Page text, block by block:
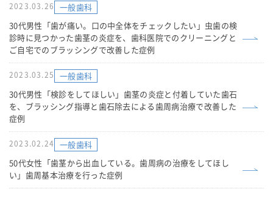
2023.03.26 一般歯科
30代男性「歯が痛い。口の中全体をチェックしたい」虫歯の検
診時に見つかった歯茎の炎症を、歯科医院でのクリーニングと
ご自宅でのブラッシングで改善した症例
2023.03.25 一般歯科
30代男性「検診をしてほしい」歯茎の炎症と付着していた歯石
を、ブラッシング指導と歯石除去による歯周病治療で改善した
症例
2023.02.24 一般歯科
50代女性「歯茎から出血している。歯周病の治療をしてほし
い」歯周基本治療を行った症例